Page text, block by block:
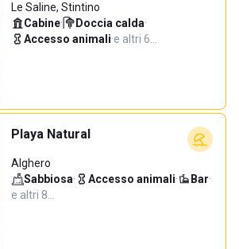
Le Saline, Stintino
Cabine· Doccia calda·
Accesso animali·e altri 6…
Playa Natural
Alghero
Sabbiosa· Accesso animali· Bar·
e altri 8…